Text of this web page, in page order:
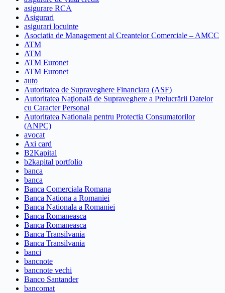
asigurare RCA
Asigurari
asigurari locuinte
Asociatia de Management al Creantelor Comerciale – AMCC
ATM
ATM
ATM Euronet
ATM Euronet
auto
Autoritatea de Supraveghere Financiara (ASF)
Autoritatea Naţională de Supraveghere a Prelucrării Datelor
cu Caracter Personal
Autoritatea Nationala pentru Protectia Consumatorilor
(ANPC)
avocat
Axi card
B2Kapital
b2kapital portfolio
banca
banca
Banca Comerciala Romana
Banca Nationa a Romaniei
Banca Nationala a Romaniei
Banca Romaneasca
Banca Romaneasca
Banca Transilvania
Banca Transilvania
banci
bancnote
bancnote vechi
Banco Santander
bancomat